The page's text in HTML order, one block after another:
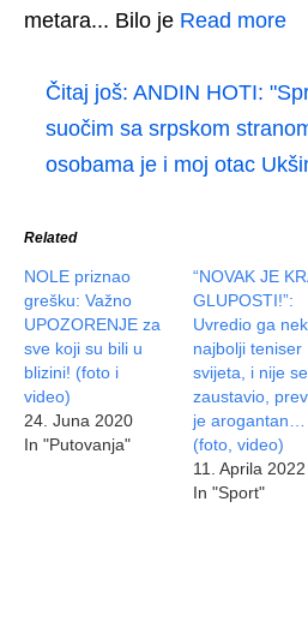
metara... Bilo je Read more
Čitaj još: ANDIN HOTI:
suočim sa srpskom
osobama je i moj otac
Related
NOLE priznao
grešku: Važno
UPOZORENJE za
sve koji su bili u
blizini! (foto i
video)
24. Juna 2020
In "Putovanja"
“NOVAK JE
GLUPOSTI!”:
Uvredio ga
najbolji teniser
svijeta, i nije se
zaustavio,
je arogantan…
(foto, video)
11. Aprila 2022
In "Sport"